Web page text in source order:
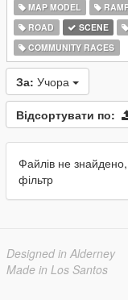
MAP MODEL
ROAD
SCENE
COMMUNITY RACES
За: Учора
Відсортувати по:
Файлів не
фільтр
Designed in Alderney
Made in Los Santos